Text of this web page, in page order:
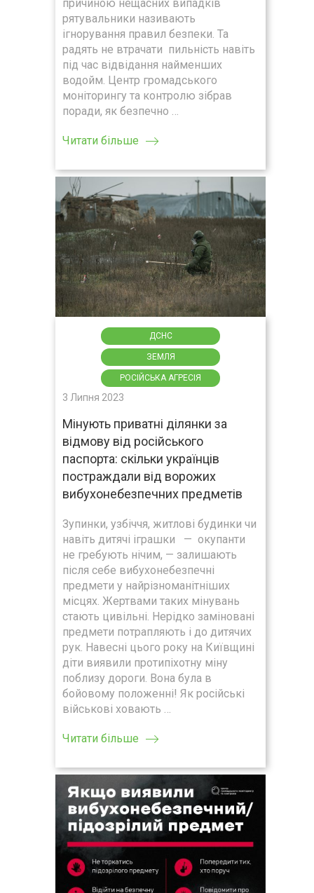
причиною нещасних випадків
рятувальники називають
ігнорування правил безпеки. Та
радять не втрачати пильність навіть
під час відвідання найменших
водойм. Центр громадського
моніторингу та контролю зібрав
поради, як безпечно …
Читати більше
ДСНС
ЗЕМЛЯ
РОСІЙСЬКА АГРЕСІЯ
3 Липня 2023
Мінують приватні ділянки за
відмову від російського
паспорта: скільки українців
постраждали від ворожих
вибухонебезпечних предметів
Зупинки, узбіччя, житлові будинки чи
навіть дитячі іграшки — окупанти
не гребують нічим, — залишають
після себе вибухонебезпечні
предмети у найрізноманітніших
місцях. Жертвами таких мінувань
стають цивільні. Нерідко заміновані
предмети потрапляють і до дитячих
рук. Навесні цього року на Київщині
діти виявили протипіхотну міну
поблизу дороги. Вона була в
бойовому положенні! Як російські
військові ховають …
Читати більше